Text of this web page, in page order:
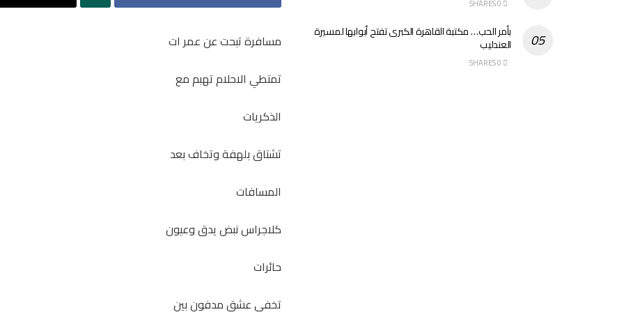
مسافرة تبحت عن عمر ات
تمتطي الاحلام تهبم مع
الذكريات
تشتاق بلهفة وتخاف بعد
المسافات
كلاجراس نبض يدق وعيون
حائرات
تخفي عشق مدفون بين
بأمر الحب… مكتبة القاهرة الكبرى تفتح أبوابها لمسيرة
العندليب